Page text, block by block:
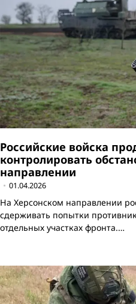
Российские войска
контролировать
направлении
01.04.2026
На Херсонском направлении
сдерживать попытки
отдельных участках фронта.…